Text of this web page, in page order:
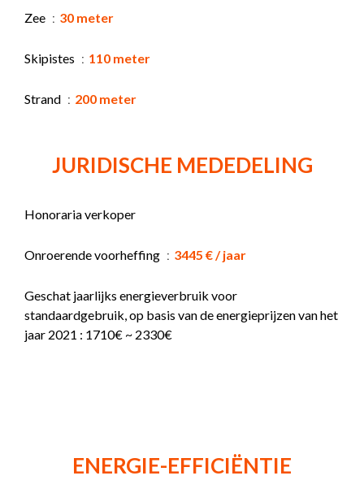
Zee 30 meter
Skipistes 110 meter
Strand 200 meter
JURIDISCHE MEDEDELING
Honoraria verkoper
Onroerende voorheffing 3445 € / jaar
Geschat jaarlijks energieverbruik voor
standaardgebruik, op basis van de energieprijzen van het
jaar 2021 : 1710€ ~ 2330€
ENERGIE-EFFICIËNTIE